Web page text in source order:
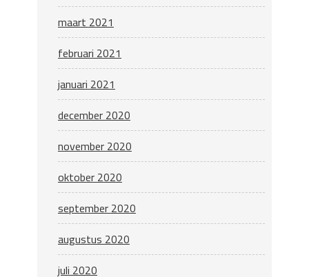
maart 2021
februari 2021
januari 2021
december 2020
november 2020
oktober 2020
september 2020
augustus 2020
juli 2020